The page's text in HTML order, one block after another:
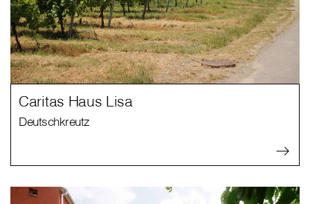
Caritas Haus Lisa
Deutschkreutz